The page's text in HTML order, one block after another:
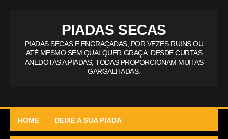
PIADAS SECAS
PIADAS SECAS E ENGRAÇADAS, POR VEZES RUINS OU
ATÉ MESMO SEM QUALQUER GRAÇA. DESDE CURTAS
ANEDOTAS A PIADAS, TODAS PROPORCIONAM MUITAS
GARGALHADAS.
HOME DEIXE A SUA PIADA